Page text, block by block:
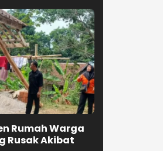
Rumah Warga
Rusak Akibat